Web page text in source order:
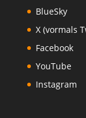
BlueSky
X (vormals
Facebook
YouTube
Instagram